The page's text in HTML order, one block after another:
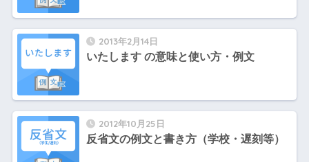
2013年2月14日
いたします の意味と使い方・例文
2012年10月25日
反省文の例文と書き方（学校・遅刻等）